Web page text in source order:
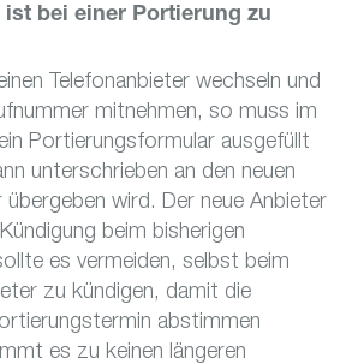
ist bei einer Portierung zu
Telefonanbieter wechseln und
mitnehmen, so muss im
Portierungsformular ausgefüllt
unterschrieben an den neuen
übergeben wird. Der neue Anbieter
beim bisherigen
es vermeiden, selbst beim
zu kündigen, damit die
abstimmen
es zu keinen längeren